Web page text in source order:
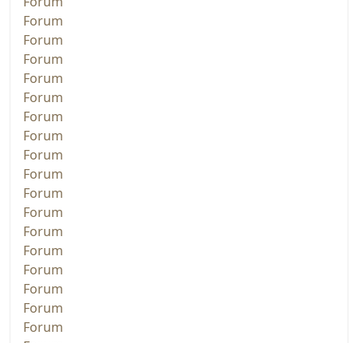
Forum
Forum
Forum
Forum
Forum
Forum
Forum
Forum
Forum
Forum
Forum
Forum
Forum
Forum
Forum
Forum
Forum